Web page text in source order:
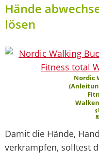
Hände
lösen
Nordic
Damit die Hände,
verkrampfen, solltest